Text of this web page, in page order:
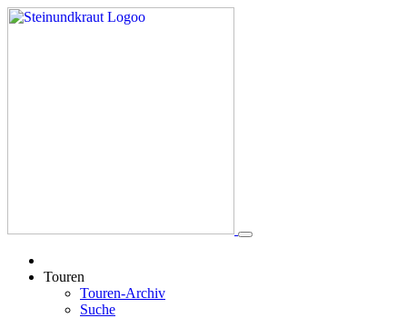
Touren
Touren-Archiv
Suche